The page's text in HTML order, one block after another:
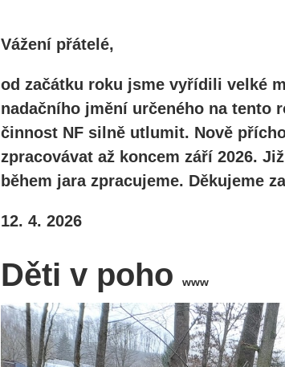
Vážení přátelé,
od začátku roku jsme vyřídili velké
nadačního jmění určeného na tento
činnost NF silně utlumit. Nově
zpracovávat až koncem září 2026.
během jara zpracujeme. Děkujeme
12. 4. 2026
Děti v poho www